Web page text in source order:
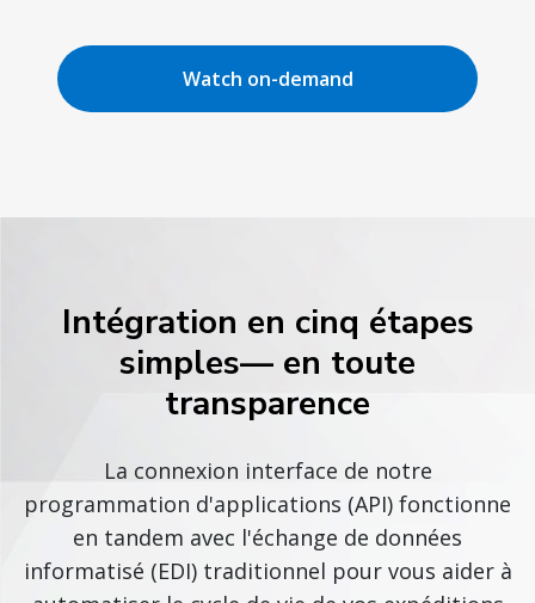
Watch on-demand
Intégration en cinq étapes
simples— en toute
transparence
La connexion interface de notre
programmation d'applications (API) fonctionne
en tandem avec l'échange de données
informatisé (EDI) traditionnel pour vous aider à